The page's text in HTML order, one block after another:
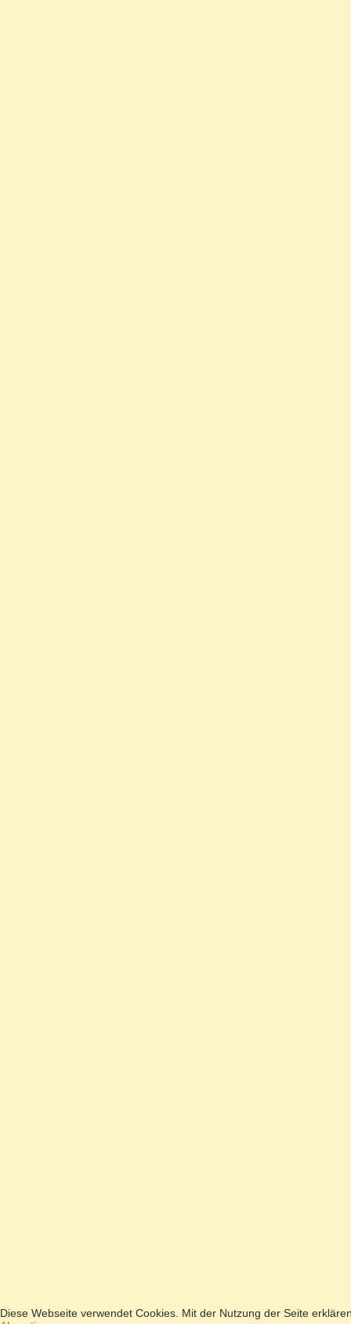
Diese Webseite verwendet Cookies. Mit der Nutzung der Seite